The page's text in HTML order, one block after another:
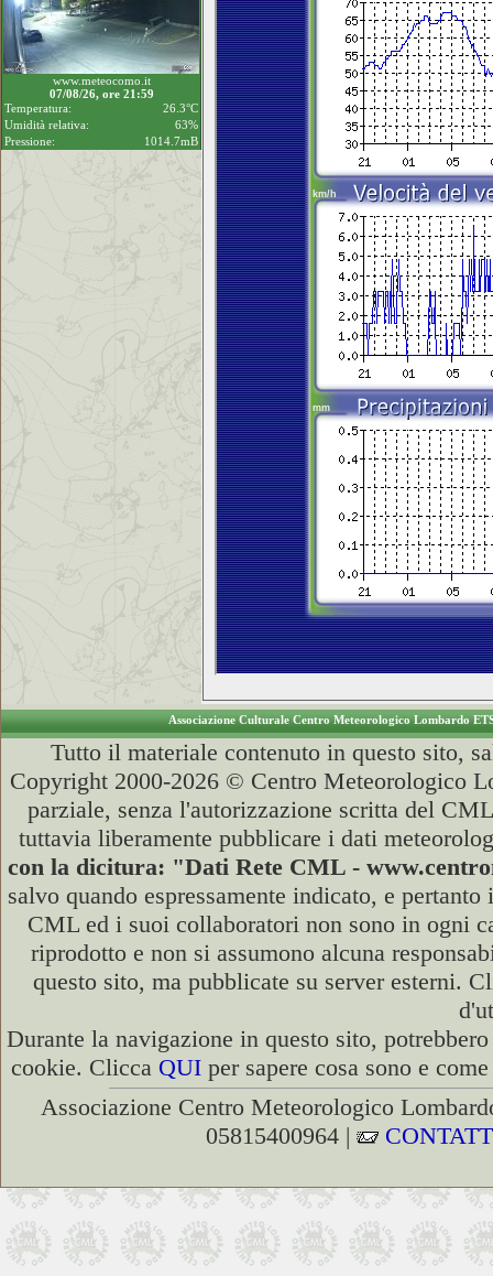
www.meteocomo.it
07/08/26, ore 21:59
Temperatura:
26.3°C
Umidità relativa:
63%
Pressione:
1014.7mB
Associazione Culturale Centro Meteorologico Lombardo
Tutto il materiale contenuto in questo sito,
Copyright 2000-2026 © Centro Meteorologico
parziale, senza l'autorizzazione scritta del
tuttavia liberamente pubblicare i dati
con la dicitura: "Dati Rete CML -
salvo quando espressamente indicato, e
CML ed i suoi collaboratori non sono in ogni
riprodotto e non si assumono alcuna
questo sito, ma pubblicate su server esterni.
Durante la navigazione in questo sito,
cookie. Clicca QUI per sapere cosa sono e
Associazione Centro Meteorologico
05815400964 |